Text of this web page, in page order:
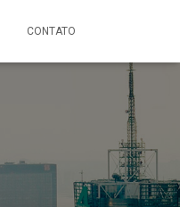
CONTATO